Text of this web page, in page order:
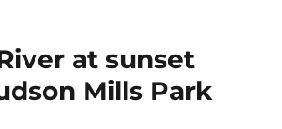
at sunset
Mills Park